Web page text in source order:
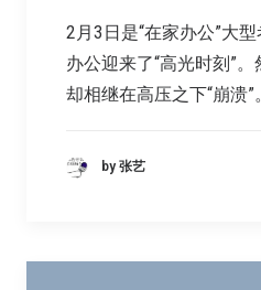
2月3日是“在家办公”大
办公迎来了“高光时刻”
却相继在高压之下“崩溃”
by 张艺